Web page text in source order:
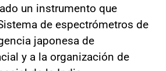
un instrumento que
de espectrómetros de
japonesa de
y a la organización de